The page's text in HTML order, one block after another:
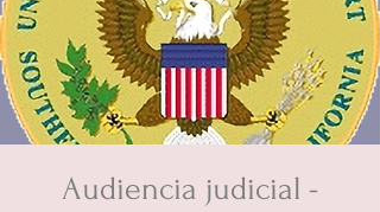
Audiencia judicial -